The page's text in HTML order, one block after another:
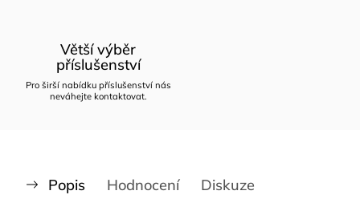
Větší výběr
příslušenství
Pro širší nabídku příslušenství nás
neváhejte kontaktovat.
Popis Hodnocení Diskuze